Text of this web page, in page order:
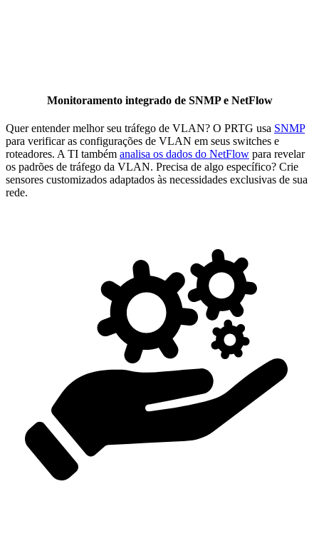
Monitoramento integrado de SNMP e NetFlow
Quer entender melhor seu tráfego de VLAN? O PRTG usa SNMP
para verificar as configurações de VLAN em seus switches e
roteadores. A TI também analisa os dados do NetFlow para revelar
os padrões de tráfego da VLAN. Precisa de algo específico? Crie
sensores customizados adaptados às necessidades exclusivas de sua
rede.